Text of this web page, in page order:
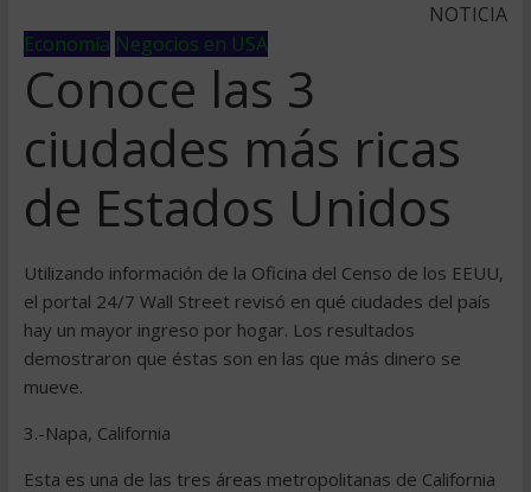
NOTICIA
Economía Negocios en USA
Conoce las 3
ciudades más ricas
de Estados Unidos
Utilizando información de la Oficina del Censo de los EEUU,
el portal 24/7 Wall Street revisó en qué ciudades del país
hay un mayor ingreso por hogar. Los resultados
demostraron que éstas son en las que más dinero se
mueve.
3.-Napa, California
Esta es una de las tres áreas metropolitanas de California